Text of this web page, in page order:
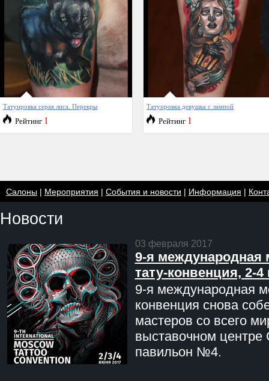
Татуировка серая лиса. Перекры
Рейтинг 1
Татуировка девушка с лампой
Рейтинг 1
Салоны| Мероприятия | События и новости | Информация |
Новости
03 февраля 2017
9-я международная
тату-конвенция, 2-
9-я международная
конвенция снова
мастеров со всего
выставочном центре
павильон №4.